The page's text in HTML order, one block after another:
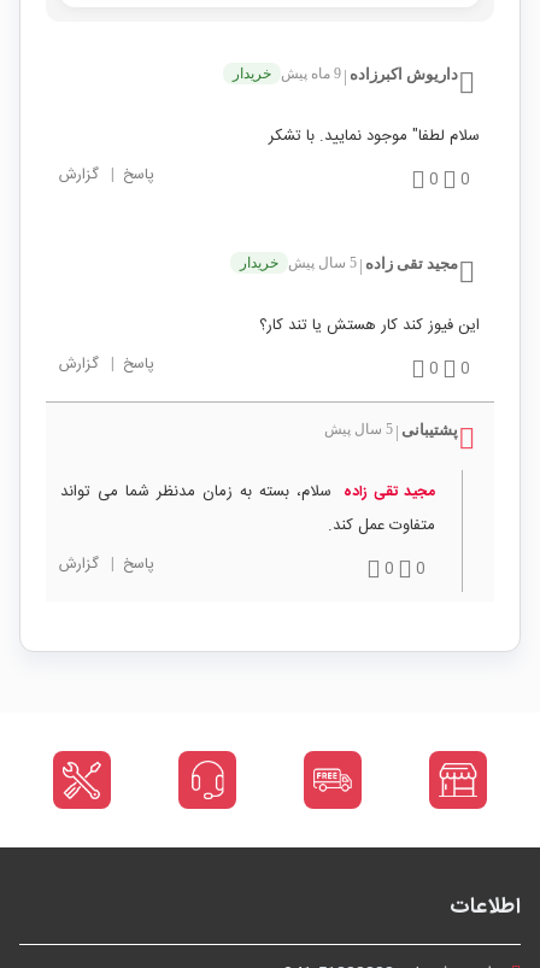
داریوش اکبرزاده | 9 ماه پیش خریدار
سلام لطفا" موجود نمایید. با تشکر
0
0 پاسخ | گزارش
مجید تقی زاده | 5 سال پیش خریدار
این فیوز کند کار هستش یا تند کار؟
0
0 پاسخ | گزارش
پشتیبانی | 5 سال پیش
مجید تقی زاده سلام، بسته به زمان مدنظر شما می تواند
متفاوت عمل کند.
0
0 پاسخ | گزارش
اطلاعات